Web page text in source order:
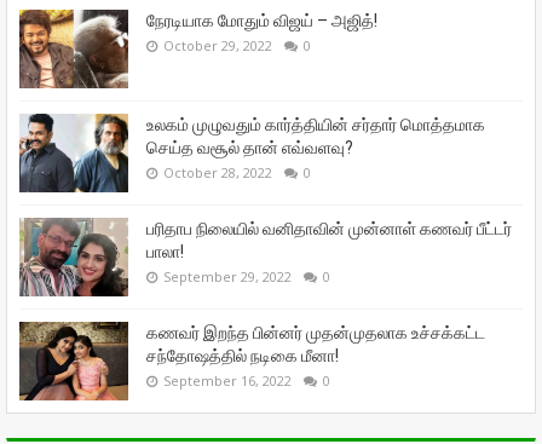
நேரடியாக மோதும் விஜய் – அஜித்!
October 29, 2022 0
உலகம் முழுவதும் கார்த்தியின் சர்தார் மொத்தமாக
செய்த வசூல் தான் எவ்வளவு?
October 28, 2022 0
பரிதாப நிலையில் வனிதாவின் முன்னாள் கணவர் பீட்டர்
பாலா!
September 29, 2022 0
கணவர் இறந்த பின்னர் முதன்முதலாக உச்சக்கட்ட
சந்தோஷத்தில் நடிகை மீனா!
September 16, 2022 0